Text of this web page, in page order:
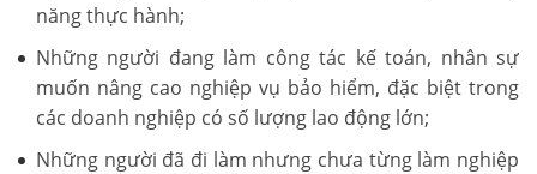
năng thực hành;
Những người đang làm công tác kế toán, nhân sự
muốn nâng cao nghiệp vụ bảo hiểm, đặc biệt trong
các doanh nghiệp có số lượng lao động lớn;
Những người đã đi làm nhưng chưa từng làm nghiệp